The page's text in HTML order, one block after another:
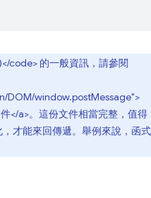
code> 的一般資訊，請參閱
DOM/window.postMessage">
</a>。這份文件相當完整，值得
才能來回傳遞。舉例來說，函式